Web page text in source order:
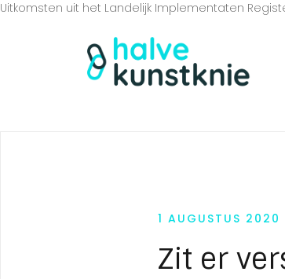
Uitkomsten uit het Landelijk Implementaten
1 AUGUSTUS 2020
Zit er